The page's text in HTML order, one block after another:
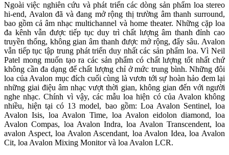
Ngoài việc nghiên cứu và phát triển các dòng sản phẩm loa stereo
hi-end, Avalon đã và đang mở rộng thị trường âm thanh surround,
bao gồm cả âm nhạc multichannel và home theater. Những cặp loa
đa kênh vẫn được tiếp tục duy trì chất lượng âm thanh đỉnh cao
truyền thống, không gian âm thanh được mở rộng, đẩy sâu. Avalon
vẫn tiếp tục tập trung phát triển duy nhất các sản phẩm loa. Vì Neil
Patel mong muốn tạo ra các sản phẩm có chất lượng tốt nhất chứ
không cần đa dạng để chất lượng chỉ ở mức trung bình. Những đôi
loa của Avalon mục đích cuối cùng là vươn tới sự hoàn hảo đem lại
những giai điệu âm nhạc vượt thời gian, không gian đến với người
nghe nhạc. Chính vì vậy, các mẫu loa hiện có của Avalon không
nhiều, hiện tại có 13 model, bao gồm: Loa Avalon Sentinel, loa
Avalon Isis, loa Avalon Time, loa Avalon eidolon diamond, loa
Avalon Compas, loa Avalon Indra, loa Avalon Transcendent, loa
avalon Aspect, loa Avalon Ascendant, loa Avalon Idea, loa Avalon
Cit, loa Avalon Mixing Monitor và loa Avalon LCR.